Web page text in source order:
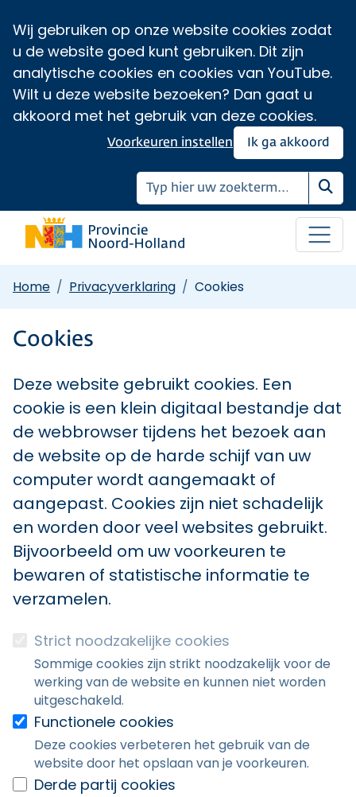
Wij gebruiken op onze website cookies zodat
u de website goed kunt gebruiken. Dit zijn
analytische cookies en cookies van YouTube.
Wilt u deze website bezoeken? Dan gaat u
akkoord met het gebruik van deze cookies.
Ik ga akkoord
Voorkeuren instellen
Home Privacyverklaring Cookies
Cookies
Deze website gebruikt cookies. Een
cookie is een klein digitaal bestandje dat
de webbrowser tijdens het bezoek aan
de website op de harde schijf van uw
computer wordt aangemaakt of
aangepast. Cookies zijn niet schadelijk
en worden door veel websites gebruikt.
Bijvoorbeeld om uw voorkeuren te
bewaren of statistische informatie te
verzamelen.
Strict noodzakelijke cookies
Sommige cookies zijn strikt noodzakelijk voor de
werking van de website en kunnen niet worden
uitgeschakeld.
Functionele cookies
Deze cookies verbeteren het gebruik van de
website door het opslaan van je voorkeuren.
Derde partij cookies